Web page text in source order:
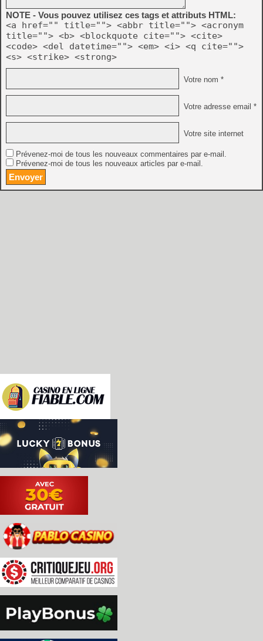
NOTE - Vous pouvez utilisez ces tags et attributs HTML:
<a href="" title=""> <abbr title=""> <acronym
title=""> <b> <blockquote cite=""> <cite>
<code> <del datetime=""> <em> <i> <q cite="">
<s> <strike> <strong>
Votre nom *
Votre adresse email *
Votre site internet
Prévenez-moi de tous les nouveaux commentaires par e-mail.
Prévenez-moi de tous les nouveaux articles par e-mail.